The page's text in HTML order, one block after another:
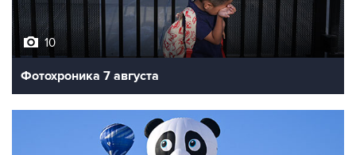
10
Фотохроника 7 августа